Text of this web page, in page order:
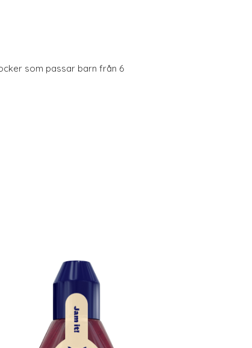
som passar barn från 6